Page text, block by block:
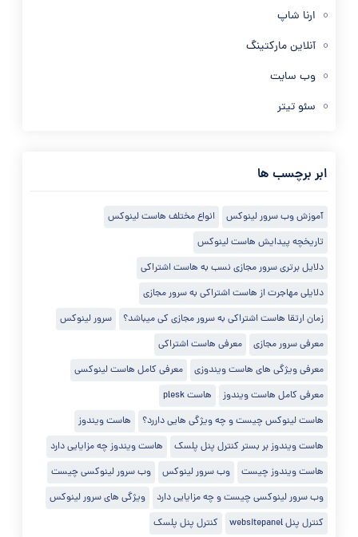
ارنا شاپ
آنلاین مارکتینگ
وب سایت
سئو تیتر
ابر برچسب ها
آموزش وب سرور لینوکس
انواع مختلف هاست لینوکس
تاریخچه پیدایش هاست لینوکس
دلایل برتری سرور مجازی نسب به هاست اشتراکی
دلایلی مهاجرت از هاست اشتراکی به سرور مجازی
زمان ارتقا هاست اشتراکی به سرور مجازی کی میباشد؟
سرور لینوکس
معرفی سرور مجازی
معرفی هاست اشتراکی
معرفی ویژگی های هاست ویندوزی
معرفی کامل هاست لینوکسی
معرفی کامل هاست ویندوز
هاست plesk
هاست لینوکس چیست و چه ویژگی هایی داررد؟
هاست ویندوز
هاست ویندوز بر بستر کنترل پنل پلسک
هاست ویندوز چه مزایایی دارد
هاست ویندوز چیست
وب سرور لینوکس
وب سرور لینوکسی چیست
وب سرور لینوکسی چیست و چه مزایایی دارد
ویژگی های سرور لینوکس
کنترل پنل websitepanel
کنترل پنل پلسک